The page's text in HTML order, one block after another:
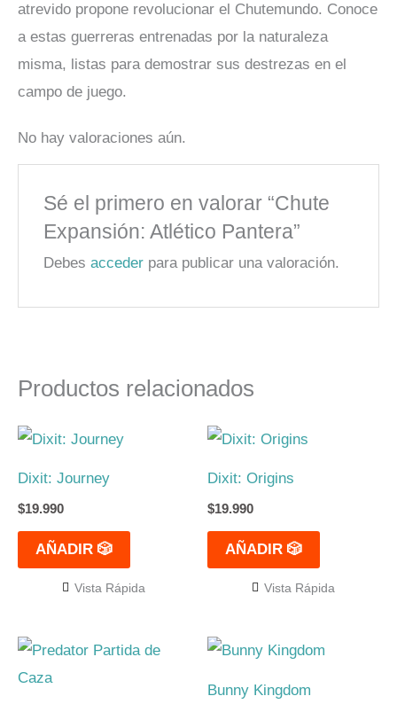
atrevido propone revolucionar el Chutemundo. Conoce
a estas guerreras entrenadas por la naturaleza
misma, listas para demostrar sus destrezas en el
campo de juego.
No hay valoraciones aún.
Sé el primero en valorar “Chute
Expansión: Atlético Pantera”
Debesacceder para publicar una valoración.
Productos relacionados
Dixit: Journey
$19.990
AÑADIR 🎲
Vista Rápida
Dixit: Origins
$19.990
AÑADIR 🎲
Vista Rápida
Bunny Kingdom